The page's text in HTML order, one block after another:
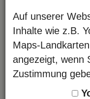
Der
Auf unserer
Inhalte wie z.B.
Maps-
angezeigt, wenn
Zustimmung